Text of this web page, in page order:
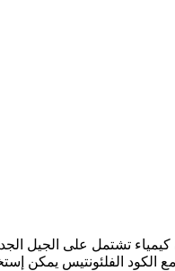
تشتمل علی الجيل
الکود الفلئونتیس يمكن